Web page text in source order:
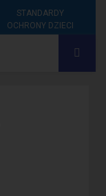
STANDARDY
OCHRONY DZIECI